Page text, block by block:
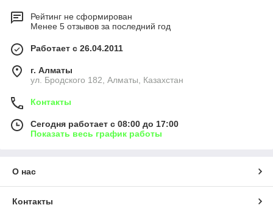
Рейтинг не сформирован
Менее 5 отзывов за последний год
Работает с 26.04.2011
г. Алматы
ул. Бродского 182, Алматы, Казахстан
Контакты
Сегодня работает с 08:00 до 17:00
Показать весь график работы
О нас
Контакты